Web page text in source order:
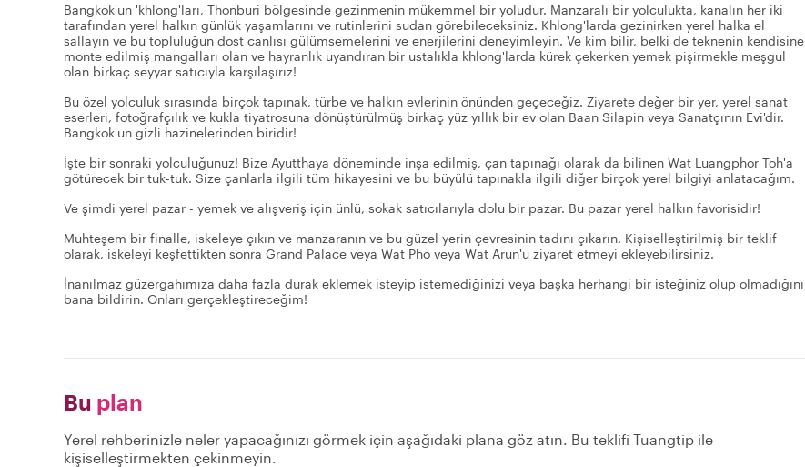
Bangkok'un 'khlong'ları, Thonburi bölgesinde gezinmenin mükemmel bir yoludur. Manzaralı bir yolculukta, kanalın her iki
tarafından yerel halkın günlük yaşamlarını ve rutinlerini sudan görebileceksiniz. Khlong'larda gezinirken yerel halka el
sallayın ve bu topluluğun dost canlısı gülümsemelerini ve enerjilerini deneyimleyin. Ve kim bilir, belki de teknenin kendisine
monte edilmiş mangalları olan ve hayranlık uyandıran bir ustalıkla khlong'larda kürek çekerken yemek pişirmekle meşgul
olan birkaç seyyar satıcıyla karşılaşırız!
Bu özel yolculuk sırasında birçok tapınak, türbe ve halkın evlerinin önünden geçeceğiz. Ziyarete değer bir yer, yerel sanat
eserleri, fotoğrafçılık ve kukla tiyatrosuna dönüştürülmüş birkaç yüz yıllık bir ev olan Baan Silapin veya Sanatçının Evi'dir.
Bangkok'un gizli hazinelerinden biridir!
İşte bir sonraki yolculuğunuz! Bize Ayutthaya döneminde inşa edilmiş, çan tapınağı olarak da bilinen Wat Luangphor Toh'a
götürecek bir tuk-tuk. Size çanlarla ilgili tüm hikayesini ve bu büyülü tapınakla ilgili diğer birçok yerel bilgiyi anlatacağım.
Ve şimdi yerel pazar - yemek ve alışveriş için ünlü, sokak satıcılarıyla dolu bir pazar. Bu pazar yerel halkın favorisidir!
Muhteşem bir finalle, iskeleye çıkın ve manzaranın ve bu güzel yerin çevresinin tadını çıkarın. Kişiselleştirilmiş bir teklif
olarak, iskeleyi keşfettikten sonra Grand Palace veya Wat Pho veya Wat Arun'u ziyaret etmeyi ekleyebilirsiniz.
İnanılmaz güzergahımıza daha fazla durak eklemek isteyip istemediğinizi veya başka herhangi bir isteğiniz olup olmadığını
bana bildirin. Onları gerçekleştireceğim!
Bu plan
Yerel rehberinizle neler yapacağınızı görmek için aşağıdaki plana göz atın. Bu teklifi Tuangtip ile
kişiselleştirmekten çekinmeyin.